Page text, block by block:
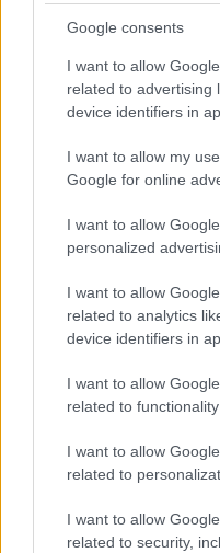
Google consents
I want to allow
related to advertising
device identifiers in
I want to allow my
Google for online
I want to allow
personalized
I want to allow
related to analytics
device identifiers in
I want to allow
related to
I want to allow
related to
I want to allow
related to security,
Ce le-ati
Putem oferi
casmirul de la
Holland & Sherry. In
In plus de costumele
bespokeexecutate din
va oferim accesorii
precum Tateossian
pretioase), S.T.
portofele), TF Est
elvetienedin aur cu
In ziua
misca in